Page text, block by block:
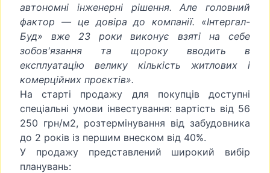
автономні інженерні рішення. Але головний
фактор — це довіра до компанії. «Інтергал-
Буд» вже 23 роки виконує взяті на себе
зобов'язання та щороку вводить в
експлуатацію велику кількість житлових і
комерційних проєктів».
На старті продажу для покупців доступні
спеціальні умови інвестування: вартість від 56
250 грн/м2, розтермінування від забудовника
до 2 років із першим внеском від 40%.
У продажу представлений широкий вибір
планувань: